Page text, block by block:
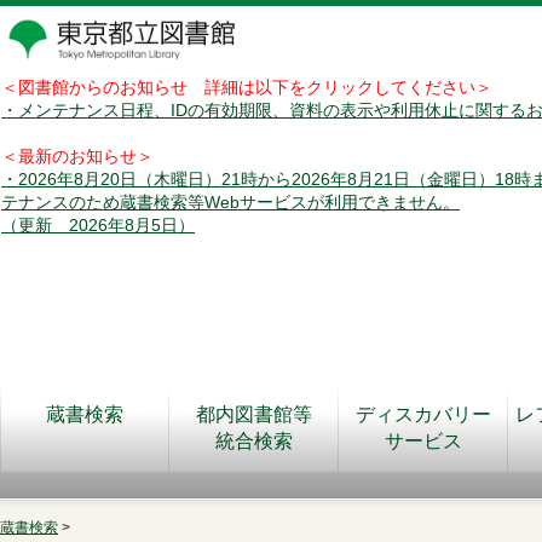
＜図書館からのお知らせ 詳細は以下をクリックしてください＞
・メンテナンス日程、IDの有効期限、資料の表示や利用休止に関する
＜最新のお知らせ＞
・2026年8月20日（木曜日）21時から2026年8月21日（金曜日）18時
テナンスのため蔵書検索等Webサービスが利用できません。
（更新 2026年8月5日）
蔵書検索
都内図書館等
統合検索
ディスカバリー
サービス
レ
蔵書検索 >